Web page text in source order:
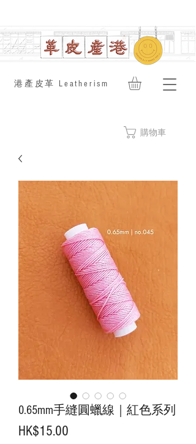
​港產皮革 Leatherism
購物車
0.65mm手縫圓蠟線｜紅色系列
HK$15.00